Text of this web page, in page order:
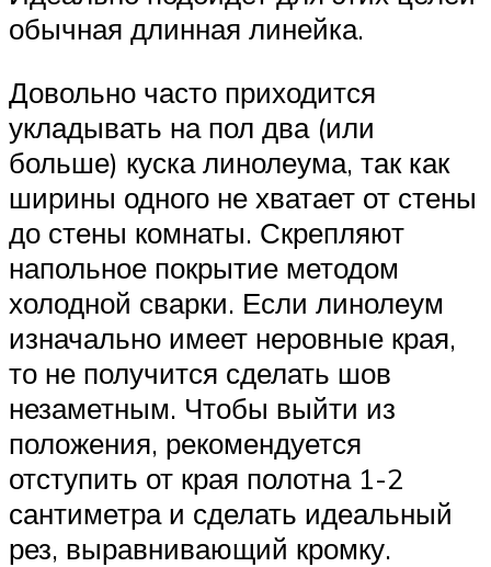
обычная длинная линейка.
Довольно часто приходится
укладывать на пол два (или
больше) куска линолеума, так как
ширины одного не хватает от стены
до стены комнаты. Скрепляют
напольное покрытие методом
холодной сварки. Если линолеум
изначально имеет неровные края,
то не получится сделать шов
незаметным. Чтобы выйти из
положения, рекомендуется
отступить от края полотна 1-2
сантиметра и сделать идеальный
рез, выравнивающий кромку.